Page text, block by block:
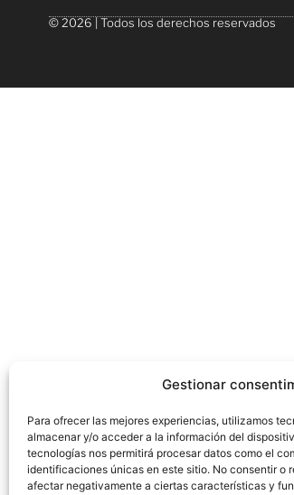
Gestionar
Para ofrecer las mejores experiencias, utilizamos
almacenar y/o acceder a la información del
tecnologías nos permitirá procesar datos como el
identificaciones únicas en este sitio. No consentir o
afectar negativamente a ciertas características y
© 2026 | Todos los derechos reservados